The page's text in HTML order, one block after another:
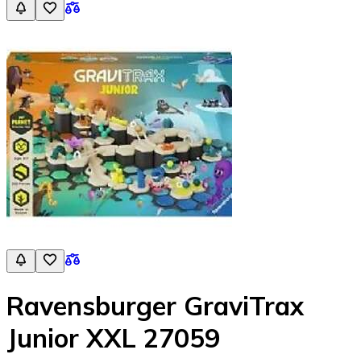
Ravensburger GraviTrax
Junior XXL 27059